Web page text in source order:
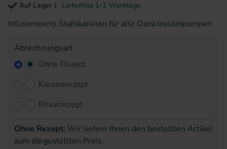
Auf Lager
Lieferfrist 1-2 Werktage
Infusionssets Stahlkanülen für alle Dana Insulinpumpen
Abrechnungsart
Ohne Rezept
Kassenrezept
Privatrezept
Ohne Rezept: Wir liefern Ihnen den bestellten Artikel
zum dargestellten Preis.